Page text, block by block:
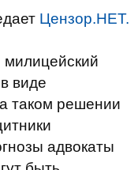
Цензор.НЕТ.
виде
таком решении
адвокаты